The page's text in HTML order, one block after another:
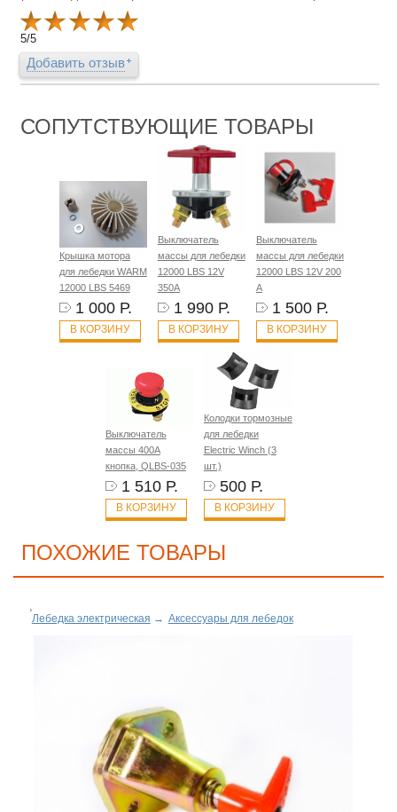
5/5
Добавить отзыв
СОПУТСТВУЮЩИЕ ТОВАРЫ
Крышка мотора
для лебедки WARM
12000 LBS 5469
1 000 Р.
В КОРЗИНУ
Выключатель
массы для лебедки
12000 LBS 12V
350А
1 990 Р.
В КОРЗИНУ
Выключатель
массы для лебедки
12000 LBS 12V 200
А
1 500 Р.
В КОРЗИНУ
Выключатель
массы 400A
кнопка, QLBS-035
1 510 Р.
В КОРЗИНУ
Колодки тормозные
для лебедки
Electric Winch (3
шт.)
500 Р.
В КОРЗИНУ
ПОХОЖИЕ ТОВАРЫ
Лебедка электрическая → Аксессуары для лебедок